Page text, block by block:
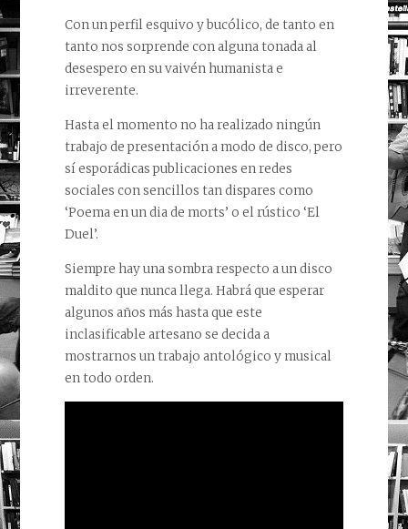
Con un perfil esquivo y bucólico, de tanto en
tanto nos sorprende con alguna tonada al
desespero en su vaivén humanista e
irreverente.
Hasta el momento no ha realizado ningún
trabajo de presentación a modo de disco, pero
sí esporádicas publicaciones en redes
sociales con sencillos tan dispares como
‘Poema en un dia de morts’ o el rústico ‘El
Duel’.
Siempre hay una sombra respecto a un disco
maldito que nunca llega. Habrá que esperar
algunos años más hasta que este
inclasificable artesano se decida a
mostrarnos un trabajo antológico y musical
en todo orden.